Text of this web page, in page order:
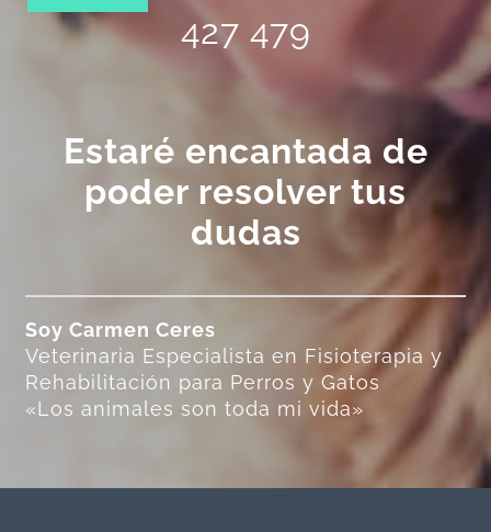
427 479
Estaré encantada de
poder resolver tus
dudas
Soy Carmen Ceres
Veterinaria Especialista en Fisioterapia y
Rehabilitación para Perros y Gatos
«Los animales son toda mi vida»